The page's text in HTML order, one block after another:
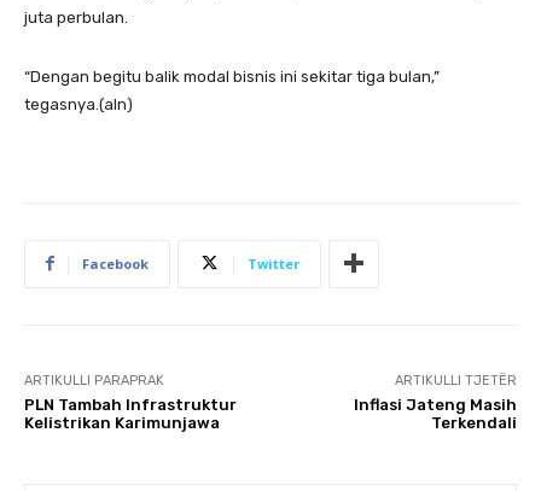
juta perbulan.
“Dengan begitu balik modal bisnis ini sekitar tiga bulan,”
tegasnya.(aln)
Facebook Twitter
ARTIKULLI PARAPRAK
PLN Tambah Infrastruktur
Kelistrikan Karimunjawa
ARTIKULLI TJETËR
Inflasi Jateng Masih
Terkendali